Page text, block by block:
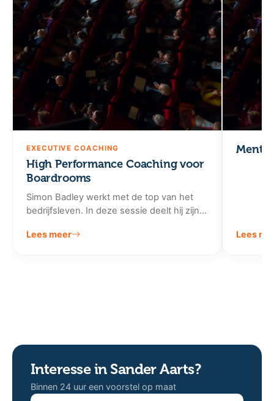
EXECUTIVE COACHING
High Performance Coaching voor
Boardrooms
Simon Badley werkt met de top van het
bedrijfsleven. In deze sessie deelt hij zijn
Lees meer Lees
Interesse in Sander Aarts?
Binnen 24 uur een voorstel op maat